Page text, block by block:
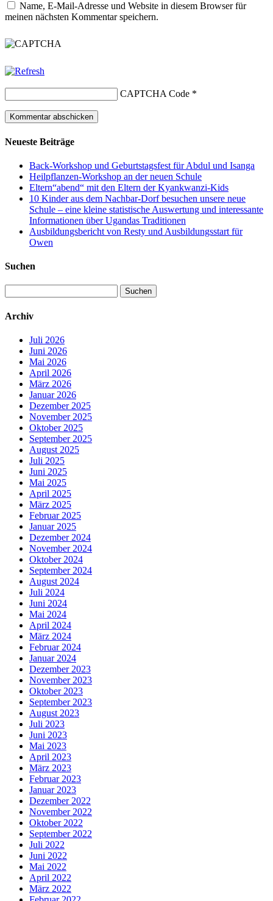
Name, E-Mail-Adresse und Website in diesem Browser für
meinen nächsten Kommentar speichern.
CAPTCHA Code *
Neueste Beiträge
Back-Workshop und Geburtstagsfest für Abdul und Isanga
Heilpflanzen-Workshop an der neuen Schule
Eltern“abend“ mit den Eltern der Kyankwanzi-Kids
10 Kinder aus dem Nachbar-Dorf besuchen unsere neue
Schule – eine kleine statistische Auswertung und interessante
Informationen über Ugandas Traditionen
Ausbildungsbericht von Resty und Ausbildungsstart für
Owen
Suchen
nach:
Archiv
Juli 2026
Juni 2026
Mai 2026
April 2026
März 2026
Januar 2026
Dezember 2025
November 2025
Oktober 2025
September 2025
August 2025
Juli 2025
Juni 2025
Mai 2025
April 2025
März 2025
Februar 2025
Januar 2025
Dezember 2024
November 2024
Oktober 2024
September 2024
August 2024
Juli 2024
Juni 2024
Mai 2024
April 2024
März 2024
Februar 2024
Januar 2024
Dezember 2023
November 2023
Oktober 2023
September 2023
August 2023
Juli 2023
Juni 2023
Mai 2023
April 2023
März 2023
Februar 2023
Januar 2023
Dezember 2022
November 2022
Oktober 2022
September 2022
Juli 2022
Juni 2022
Mai 2022
April 2022
März 2022